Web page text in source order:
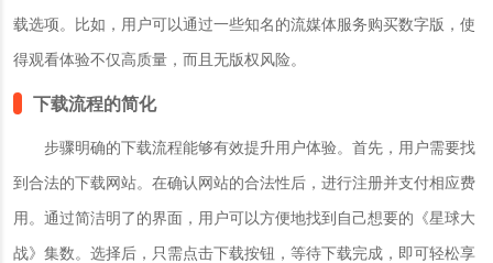
载选项。比如，用户可以通过一些知名的流媒体服务购买数字版，使
得观看体验不仅高质量，而且无版权风险。
下载流程的简化
步骤明确的下载流程能够有效提升用户体验。首先，用户需要找
到合法的下载网站。在确认网站的合法性后，进行注册并支付相应费
用。通过简洁明了的界面，用户可以方便地找到自己想要的《星球大
战》集数。选择后，只需点击下载按钮，等待下载完成，即可轻松享